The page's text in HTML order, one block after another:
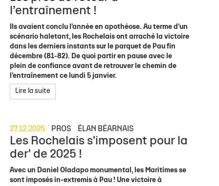
l’entraînement !
Ils avaient conclu l’année en apothéose. Au terme d’un
scénario haletant, les Rochelais ont arraché la victoire
dans les derniers instants sur le parquet de Pau fin
décembre (81-82). De quoi partir en pause avec le
plein de confiance avant de retrouver le chemin de
l’entraînement ce lundi 5 janvier.
Lire la suite
27.12.2025 PROS ÉLAN BÉARNAIS
Les Rochelais s'imposent pour la
der' de 2025 !
Avec un Daniel Oladapo monumental, les Maritimes se
sont imposés in-extremis à Pau ! Une victoire à